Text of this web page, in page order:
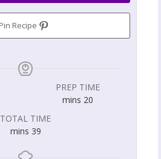
PREP TIME
20
mins
TOTAL TIME
39
mins